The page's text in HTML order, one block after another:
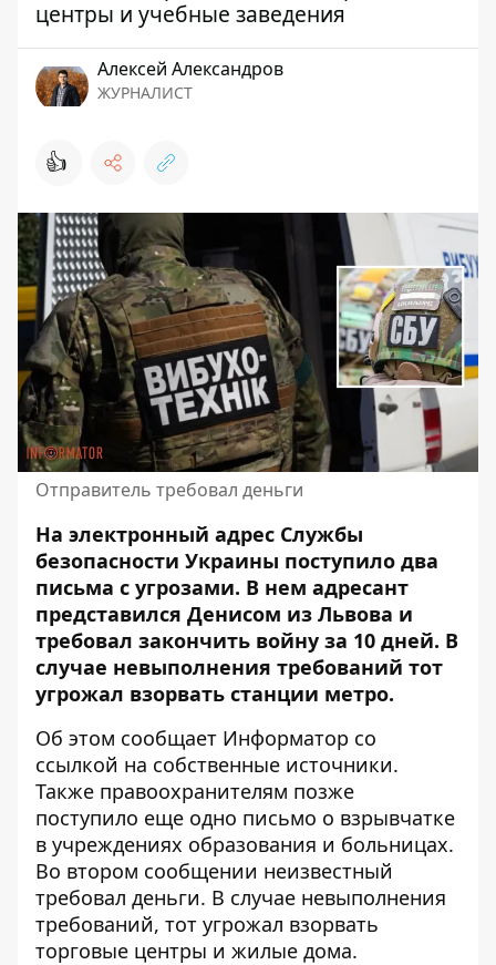
центры и учебные заведения
Алексей Александров
ЖУРНАЛИСТ
👍
Отправитель требовал деньги
На электронный адрес Службы
безопасности Украины поступило два
письма с угрозами. В нем адресант
представился Денисом из Львова и
требовал закончить войну за 10 дней. В
случае невыполнения требований тот
угрожал взорвать станции метро.
Об этом сообщает Информатор со
ссылкой на собственные источники.
Также правоохранителям позже
поступило еще одно письмо о взрывчатке
в учреждениях образования и больницах.
Во втором сообщении неизвестный
требовал деньги. В случае невыполнения
требований, тот угрожал взорвать
торговые центры и жилые дома.